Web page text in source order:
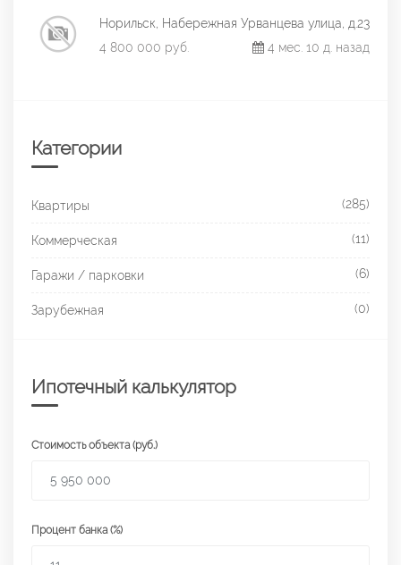
Норильск, Набережная Урванцева улица, д.23
4 800 000 руб.
4 мес. 10 д. назад
Категории
Квартиры (285)
Коммерческая (11)
Гаражи / парковки (6)
Зарубежная (0)
Ипотечный калькулятор
Стоимость объекта (руб.)
Процент банка (%)